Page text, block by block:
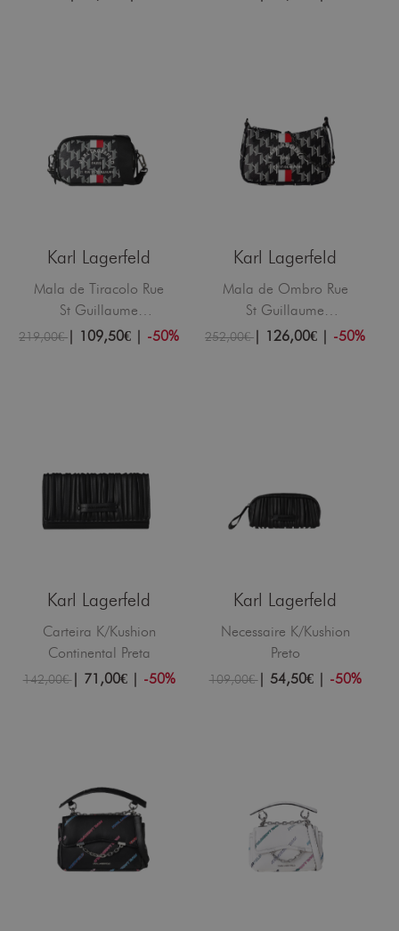
Karl Lagerfeld
Mala de Tiracolo Rue
St Guillaume
Monogram Preta
219,00€| 109,50€ | -50%
Karl Lagerfeld
Mala de Ombro Rue
St Guillaume
Monogram Preta
252,00€| 126,00€ | -50%
Karl Lagerfeld
Carteira K/Kushion
Continental Preta
142,00€| 71,00€| -50%
Karl Lagerfeld
Necessaire K/Kushion
Preto
109,00€| 54,50€| -50%